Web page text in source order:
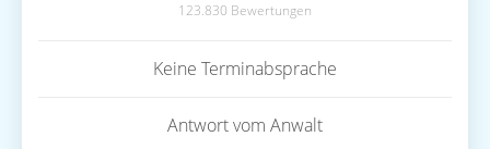
123.830 Bewertungen
Keine Terminabsprache
Antwort vom Anwalt